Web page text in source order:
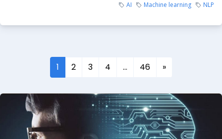
AI Machine learning NLP
1 2 3 4 … 46 »